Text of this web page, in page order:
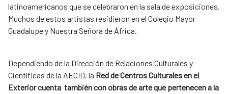
latinoamericanos que se celebraron en la sala de exposiciones.
Muchos de estos artistas residieron en el Colegio Mayor
Guadalupe y Nuestra Señora de África.
Dependiendo de la Dirección de Relaciones Culturales y
Científicas de la AECID, la Red de Centros Culturales en el
Exterior cuenta también con obras de arte que pertenecen a la